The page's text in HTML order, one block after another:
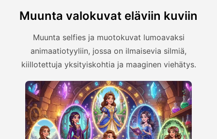
Muunta valokuvat eläviin kuviin
Muunta selfies ja muotokuvat lumoavaksi
animaatiotyyliin, jossa on ilmaisevia silmiä,
kiillotettuja yksityiskohtia ja maaginen viehätys.